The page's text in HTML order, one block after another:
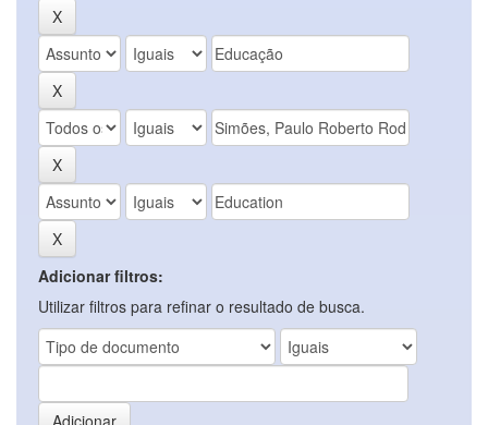
Adicionar filtros:
Utilizar filtros para refinar o resultado de busca.